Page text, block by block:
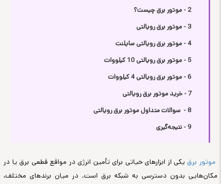
2 - موتور برق چیست؟
3 - موتور برق رویالتی
4 - موتور برق رویالتی سایلنت
5 - موتور برق رویالتی 10 کیلووات
6 - موتور برق رویالتی 4 کیلووات
7 - خرید موتور برق رویالتی
8 - سوالات متداول موتور برق رویالتی
9 - نتیجه‌گیری
موتور برق یکی از ابزارهای حیاتی برای تأمین انرژی در مواقع قطعی برق یا در
مکان‌هایی بدون دسترسی به شبکه برق است. در میان برندهای مختلف،